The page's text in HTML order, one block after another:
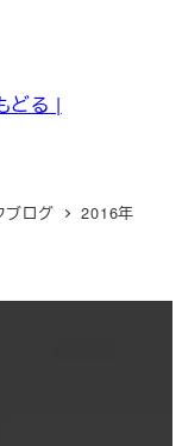
どる |
ブログ
2016年